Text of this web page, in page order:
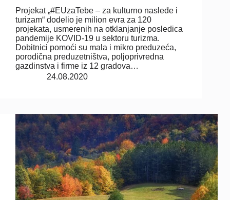
Projekat „#EUzaTebe – za kulturno nasleđe i
turizam“ dodelio je milion evra za 120
projekata, usmerenih na otklanjanje posledica
pandemije KOVID-19 u sektoru turizma.
Dobitnici pomoći su mala i mikro preduzeća,
porodična preduzetništva, poljoprivredna
gazdinstva i firme iz 12 gradova…
24.08.2020